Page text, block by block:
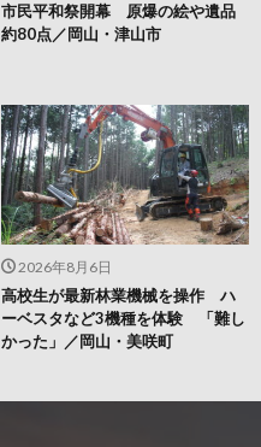
2026年8月6日
高校生が最新林業機械を操作 ハ
ーベスタなど3機種を体験 「難し
かった」／岡山・美咲町
市民平和祭開幕 原爆の絵や遺品
約80点／岡山・津山市